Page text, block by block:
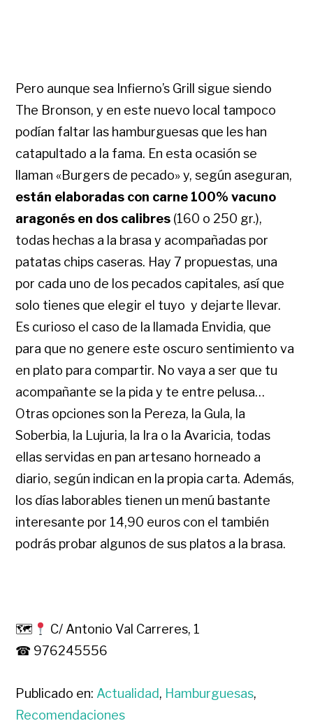
Pero aunque sea Infierno’s Grill sigue siendo
The Bronson, y en este nuevo local tampoco
podían faltar las hamburguesas que les han
catapultado a la fama. En esta ocasión se
llaman «Burgers de pecado» y, según aseguran,
están elaboradas con carne 100% vacuno
aragonés en dos calibres (160 o 250 gr.),
todas hechas a la brasa y acompañadas por
patatas chips caseras. Hay 7 propuestas, una
por cada uno de los pecados capitales, así que
solo tienes que elegir el tuyo y dejarte llevar.
Es curioso el caso de la llamada Envidia, que
para que no genere este oscuro sentimiento va
en plato para compartir. No vaya a ser que tu
acompañante se la pida y te entre pelusa…
Otras opciones son la Pereza, la Gula, la
Soberbia, la Lujuria, la Ira o la Avaricia, todas
ellas servidas en pan artesano horneado a
diario, según indican en la propia carta. Además,
los días laborables tienen un menú bastante
interesante por 14,90 euros con el también
podrás probar algunos de sus platos a la brasa.
🗺
C/ Antonio Val Carreres, 1
☎ 976245556
Publicado en: Actualidad, Hamburguesas,
Recomendaciones